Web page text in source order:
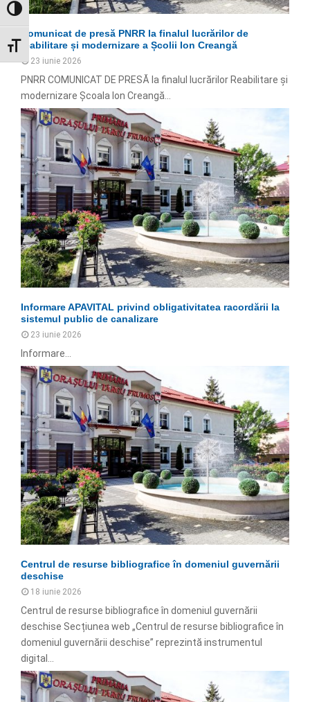
GLISOR NIVEL CONTRAST
GLISOR MĂRIME FONT
Comunicat de presă PNRR la finalul lucrărilor de
reabilitare și modernizare a Școlii Ion Creangă
23 iunie 2026
PNRR COMUNICAT DE PRESĂ la finalul lucrărilor Reabilitare și
modernizare Școala Ion Creangă...
Informare APAVITAL privind obligativitatea racordării la
sistemul public de canalizare
23 iunie 2026
Informare...
Centrul de resurse bibliografice în domeniul guvernării
deschise
18 iunie 2026
Centrul de resurse bibliografice în domeniul guvernării
deschise Secțiunea web „Centrul de resurse bibliografice în
domeniul guvernării deschise” reprezintă instrumentul
digital...